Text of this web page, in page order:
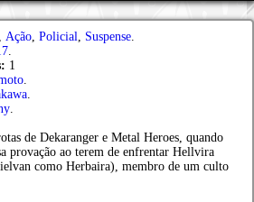
Ação Policial Suspense
1
de Dekaranger e Metal Heroes, quando
provação ao terem de enfrentar Hellvira
como Herbaira), membro de um culto